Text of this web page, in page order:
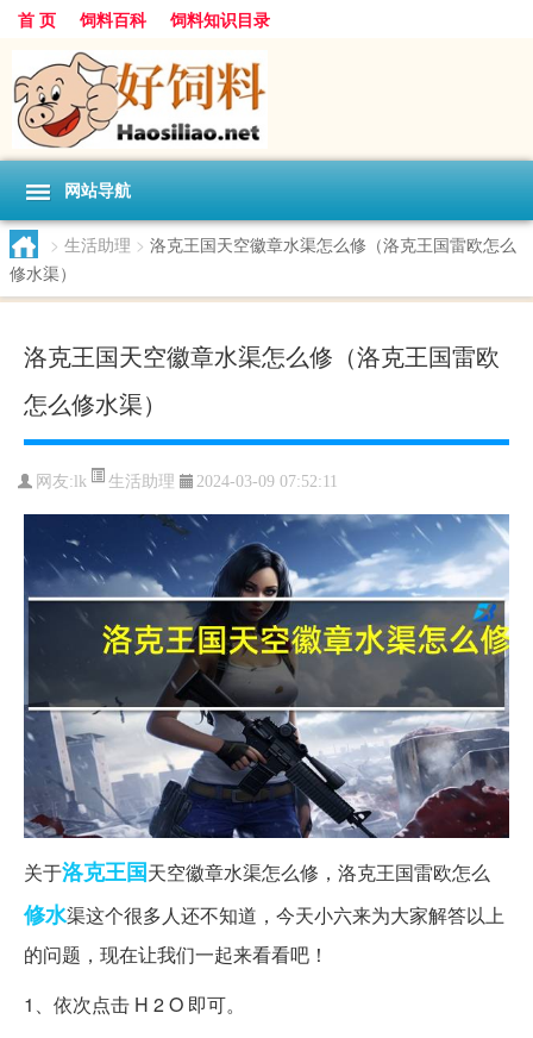
首 页 饲料百科 饲料知识目录
网站导航
> 生活助理 > 洛克王国天空徽章水渠怎么修（洛克王国雷欧怎么
修水渠）
洛克王国天空徽章水渠怎么修（洛克王国雷欧
怎么修水渠）
网友:lk 生活助理 2024-03-09 07:52:11
关于洛克王国天空徽章水渠怎么修，洛克王国雷欧怎么
修水渠这个很多人还不知道，今天小六来为大家解答以上
的问题，现在让我们一起来看看吧！
1、依次点击 H 2 O 即可。